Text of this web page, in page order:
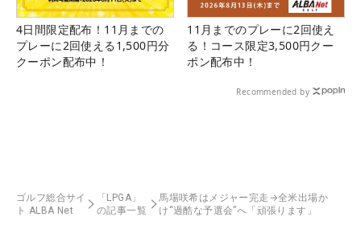
4日間限定配布！11月までの
プレーに2回使える1,500円分
クーポン配布中！
11月までのプレーに2回使え
る！コース限定3,500円クー
ポン配布中！
Recommended by
ゴルフ総合サイ
ト ALBA Net
「LPGA」
の記事一覧
馬場咲希はメジャー完走→全米出場か
け“過酷な予選会”へ「頑張ります」